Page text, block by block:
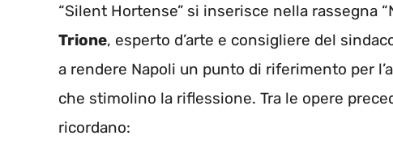
“Silent Hortense” si inserisce nella rassegna
Trione, esperto d’arte e consigliere del
a rendere Napoli un punto di riferimento per
che stimolino la riflessione. Tra le opere
ricordano: